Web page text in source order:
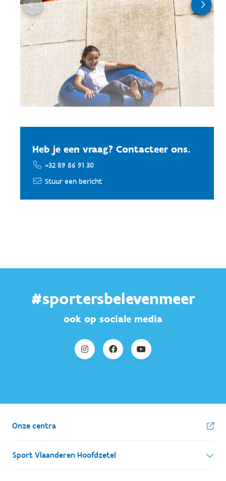
Heb je een vraag? Contacteer ons.
+32 89 86 91 30
Stuur een bericht
#sportersbelevenmeer
ook op sociale media
Onze centra
Sport Vlaanderen Hoofdzetel